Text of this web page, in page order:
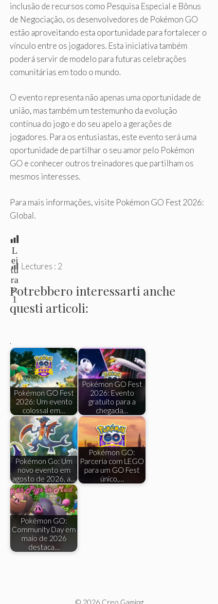
inclusão de recursos como Pesquisa Especial e Bônus
de Negociação, os desenvolvedores de Pokémon GO
estão aproveitando esta oportunidade para fortalecer o
vínculo entre os jogadores. Esta iniciativa também
poderá servir de modelo para futuras celebrações
comunitárias em todo o mundo.
O evento representa não apenas uma oportunidade de
união, mas também um testemunho da evolução
contínua do jogo e do seu apelo a gerações de
jogadores. Para os entusiastas, este evento será uma
oportunidade de partilhar o seu amor pelo Pokémon
GO e conhecer outros treinadores que partilham os
mesmos interesses.
Para mais informações, visite Pokémon GO Fest 2026:
Global.
L
ei
tu
ra
s:
1
Lectures : 2
Potrebbero interessarti anche
questi articoli:
.
Pokémon GO Fest
2026: Um evento
colossal em…
Pokémon GO Fest
2026: Evento
gratuito para a
chegada…
Pokémon Go: Um
novo evento em
agosto de 2026, a…
Pokémon GO:
Parceria com LEGO
para um GO Fest
único,…
Pokémon GO:
Community Day em
maio de 2026
destaca…
© 2026 Creo Gaming